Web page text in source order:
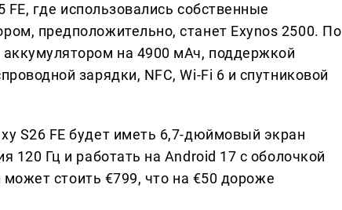
где использовались собственные
предположительно, станет Exynos 2500. По
на 4900 мАч, поддержкой
зарядки, NFC, Wi-Fi 6 и спутниковой
S26 FE будет иметь 6,7-дюймовый экран
120 Гц и работать на Android 17 с оболочкой
стоить €799, что на €50 дороже